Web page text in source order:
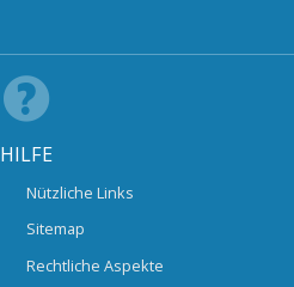
HILFE
Nützliche Links
Sitemap
Rechtliche Aspekte